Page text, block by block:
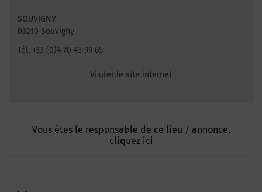
SOUVIGNY
03210 Souvigny
Tél. +33 (0)4 70 43 99 65
Visiter le site internet
Vous êtes le responsable de ce lieu / annonce,
cliquez ici